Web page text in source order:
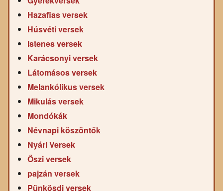
Hazafias versek
Húsvéti versek
Istenes versek
Karácsonyi versek
Látomásos versek
Melankólikus versek
Mikulás versek
Mondókák
Névnapi köszöntők
Nyári Versek
Őszi versek
pajzán versek
Pünkösdi versek